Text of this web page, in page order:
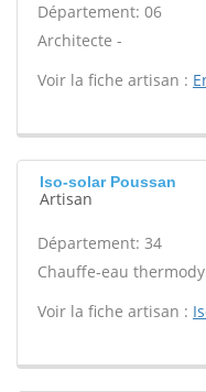
Département: 06
Architecte -
Voir la fiche artisan :
Iso-solar Poussan
Artisan
Département: 34
Chauffe-eau
Voir la fiche artisan :